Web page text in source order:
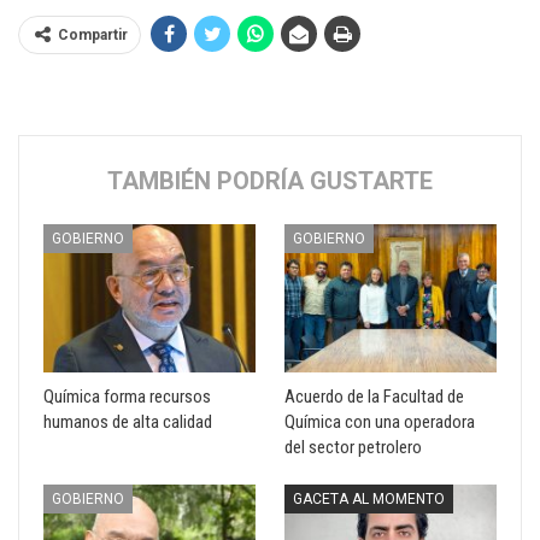
Compartir
TAMBIÉN PODRÍA GUSTARTE
GOBIERNO
Química forma recursos
humanos de alta calidad
GOBIERNO
Acuerdo de la Facultad de
Química con una operadora
del sector petrolero
GOBIERNO GACETA AL MOMENTO